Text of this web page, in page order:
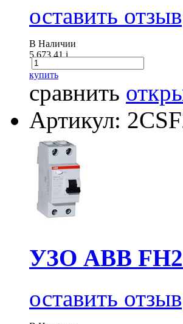
оставить отзыв
В Наличии
5 673.41i
купить
сравнить
Артикул:
УЗО АВВ
оставить отзыв